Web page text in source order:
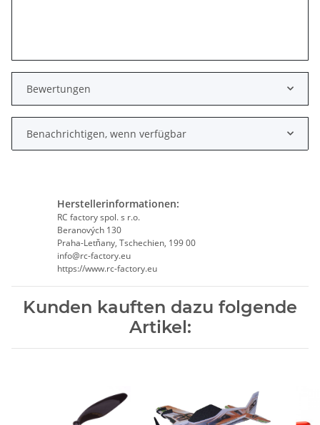
Bewertungen
Benachrichtigen, wenn verfügbar
Herstellerinformationen:
RC factory spol. s r.o.
Beranových 130
Praha-Letňany, Tschechien, 199 00
info@rc-factory.eu
https://www.rc-factory.eu
Kunden kauften dazu folgende
Artikel: